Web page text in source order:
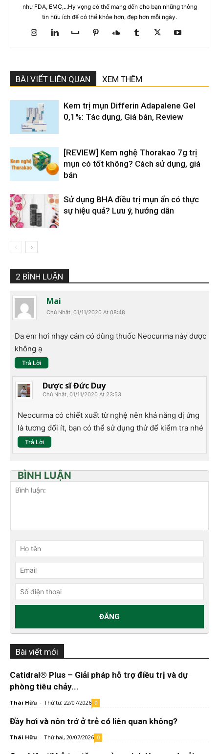
như FDA, EMC,...Hy vọng có thể mang đến cho bạn những thông
tin hữu ích để có thể khỏe hơn, đẹp hơn mỗi ngày.
BÀI VIẾT LIÊN QUAN XEM THÊM
Kem trị mụn Differin Adapalene Gel
0,1%: Tác dụng, Giá bán, Review
[REVIEW] Kem nghệ Thorakao 7g trị
mụn có tốt không? Cách sử dụng, giá
bán
Sử dụng BHA điều trị mụn ẩn có thực
sự hiệu quả? Lưu ý, hướng dẫn
2 BÌNH LUẬN
Mai
Chủ Nhật, 01/11/2020 At 08:48
Da em hơi nhạy cảm có dùng thuốc Neocurma này được
không ạ
Trả Lời
Dược sĩ Đức Duy
Chủ Nhật, 01/11/2020 At 23:53
Neocurma có chiết xuất từ nghệ nên khả năng dị ứng
là tương đối ít, bạn có thể sử dụng thử để kiểm tra nhé
Trả Lời
BÌNH LUẬN
Bài viết mới
Catidral® Plus – Giải pháp hỗ trợ điều trị và dự
phòng tiêu chảy...
Thái Hữu - Thứ tư, 22/07/2026 0
Đầy hơi và nôn trớ ở trẻ có liên quan không?
Thái Hữu - Thứ hai, 20/07/2026 0